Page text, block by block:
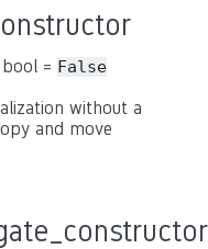
= False
without a
and move